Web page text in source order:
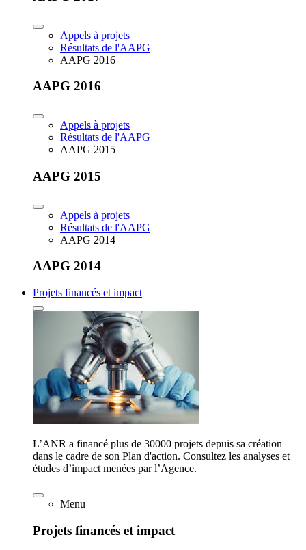
Appels à projets
Résultats de l'AAPG
AAPG 2016
AAPG 2016
Appels à projets
Résultats de l'AAPG
AAPG 2015
AAPG 2015
Appels à projets
Résultats de l'AAPG
AAPG 2014
AAPG 2014
Projets financés et impact
L’ANR a financé plus de 30000 projets depuis sa création
dans le cadre de son Plan d'action. Consultez les analyses et
études d’impact menées par l’Agence.
Menu
Projets financés et impact